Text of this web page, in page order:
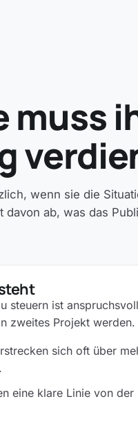
muss
wenn sie die
davon ab, was das
steuern ist
zweites Projekt werden.
sich oft über
eine klare Linie von